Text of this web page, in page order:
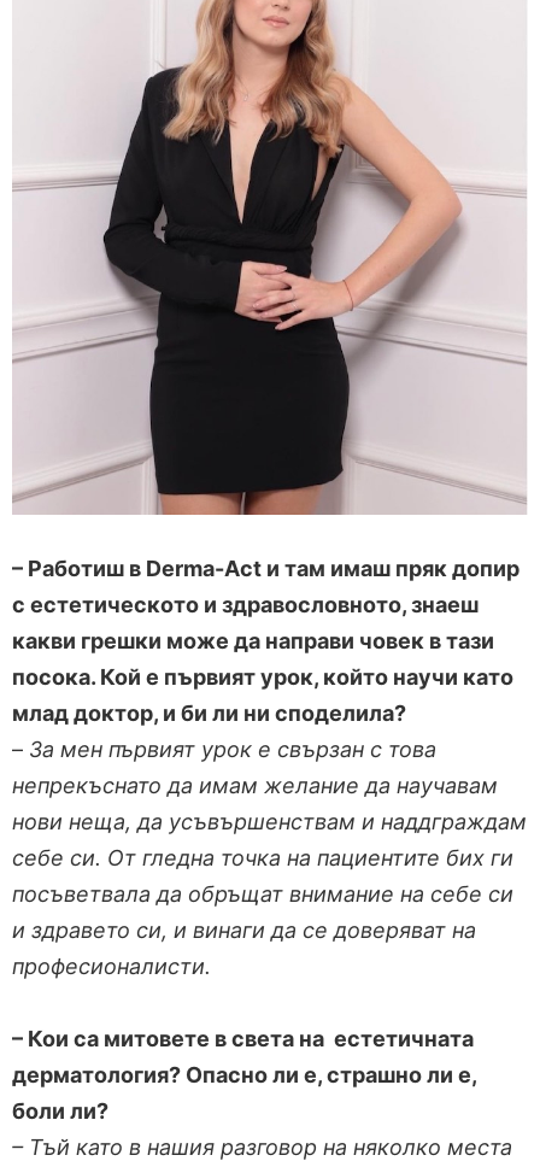
– Работиш в Derma-Act и там имаш пряк допир
с естетическото и здравословното, знаеш
какви грешки може да направи човек в тази
посока. Кой е първият урок, който научи като
млад доктор, и би ли ни споделила?
– За мен първият урок е свързан с това
непрекъснато да имам желание да научавам
нови неща, да усъвършенствам и наддграждам
себе си. От гледна точка на пациентите бих ги
посъветвала да обръщат внимание на себе си
и здравето си, и винаги да се доверяват на
професионалисти.
– Кои са митовете в света на естетичната
дерматология? Опасно ли е, страшно ли е,
боли ли?
– Тъй като в нашия разговор на няколко места